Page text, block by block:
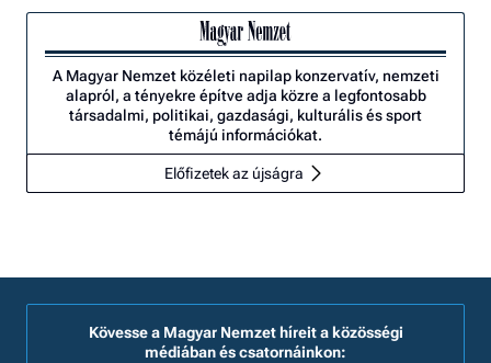
A Magyar Nemzet közéleti napilap konzervatív, nemzeti
alapról, a tényekre építve adja közre a legfontosabb
társadalmi, politikai, gazdasági, kulturális és sport
témájú információkat.
Előfizetek az újságra
Kövesse a Magyar Nemzet híreit a közösségi
médiában és csatornáinkon: